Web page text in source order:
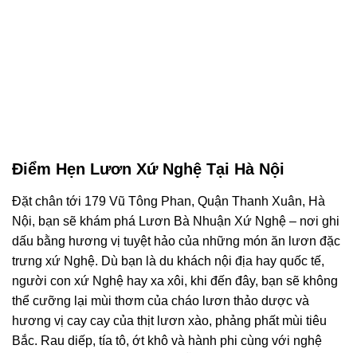
Điểm Hẹn Lươn Xứ Nghệ Tại Hà Nội
Đặt chân tới 179 Vũ Tông Phan, Quận Thanh Xuân, Hà
Nội, bạn sẽ khám phá Lươn Bà Nhuận Xứ Nghệ – nơi ghi
dấu bằng hương vị tuyệt hảo của những món ăn lươn đặc
trưng xứ Nghệ. Dù bạn là du khách nội địa hay quốc tế,
người con xứ Nghệ hay xa xôi, khi đến đây, bạn sẽ không
thể cưỡng lại mùi thơm của cháo lươn thảo dược và
hương vị cay cay của thịt lươn xào, phảng phất mùi tiêu
Bắc. Rau diếp, tía tô, ớt khô và hành phi cùng với nghệ